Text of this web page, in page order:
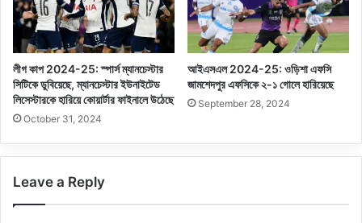
লীগ কাপ 2024-25: স্পার্স ম্যানচেস্টার
সিটিকে ডুবিয়েছে, ম্যানচেস্টার ইউনাইটেড
লিসেস্টারকে হারিয়ে কোয়ার্টার ফাইনালে উঠেছে
October 31, 2024
আইএসএল 2024-25: ওড়িশা এফসি
জামশেদপুর এফসিকে ২-১ গোলে হারিয়েছে
September 28, 2024
Leave a Reply